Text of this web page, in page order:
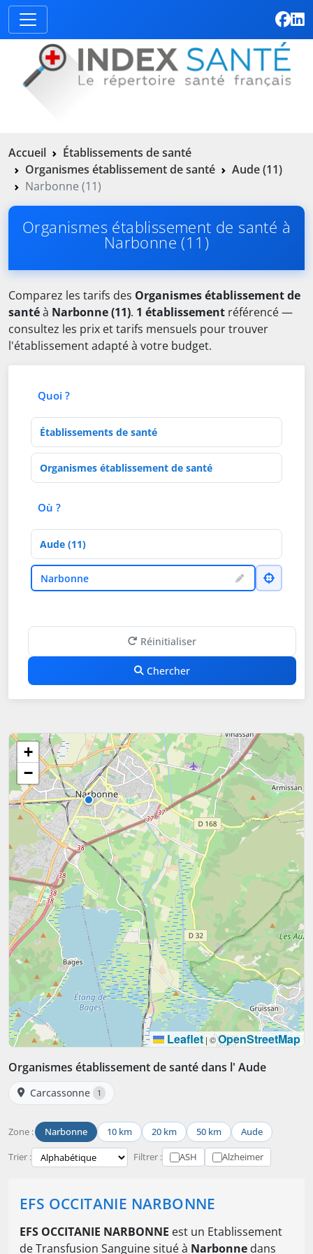
Accueil
Établissements de santé
Organismes établissement de santé
Aude (11)
Narbonne (11)
Organismes établissement de santé à
Narbonne (11)
Comparez les tarifs des Organismes établissement de
santéà Narbonne (11). 1 établissement référencé —
consultez les prix et tarifs mensuels pour trouver
l'établissement adapté à votre budget.
Quoi ?
Type d'établissement
Activités de soins
Où ?
Département
VilleNarbonne
Réinitialiser
Chercher
+
−
Leaflet | ©OpenStreetMap
Organismes établissement de santé dans l' Aude
Carcassonne 1
Zone : Narbonne 10 km 20 km 50 km Aude
Trier : Filtrer : ASH Alzheimer
EFS OCCITANIE NARBONNE
EFS OCCITANIE NARBONNE est un Etablissement
de Transfusion Sanguine situé à Narbonne dans